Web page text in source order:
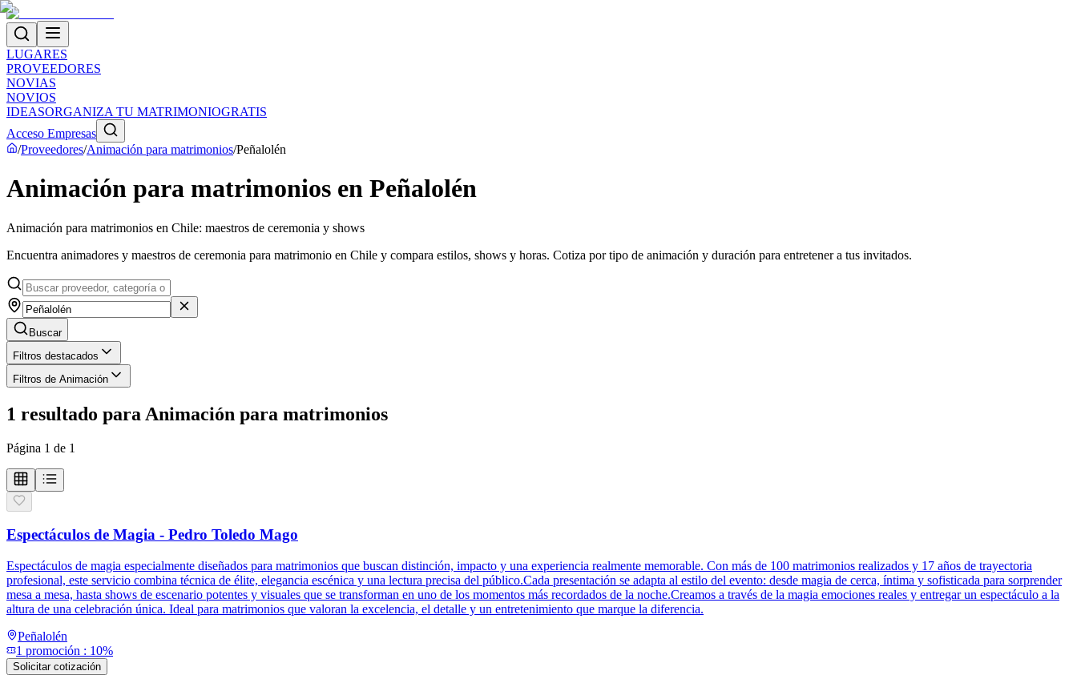
LUGARES
PROVEEDORES
NOVIAS
NOVIOS
IDEASORGANIZA TU MATRIMONIOGRATIS
Acceso Empresas
/Proveedores/Animación para matrimonios/Peñalolén
Animación para matrimonios en Peñalolén
Animación para matrimonios en Chile: maestros de ceremonia y shows
Encuentra animadores y maestros de ceremonia para matrimonio en Chile y compara estilos, shows y horas. Cotiza por tipo de animación y duración para entretener a tus invitados.
Buscar
Filtros destacados
Filtros de Animación
1 resultado para Animación para matrimonios
Página 1 de 1
Espectáculos de Magia - Pedro Toledo Mago
Espectáculos de magia especialmente diseñados para matrimonios que buscan distinción, impacto y una experiencia realmente memorable. Con más de 100 matrimonios realizados y 17 años de trayectoria
profesional, este servicio combina técnica de élite, elegancia escénica y una lectura precisa del público.Cada presentación se adapta al estilo del evento: desde magia de cerca, íntima y sofisticada para sorprender
mesa a mesa, hasta shows de escenario potentes y visuales que se transforman en uno de los momentos más recordados de la noche.Creamos a través de la magia emociones reales y entregar un espectáculo a la
altura de una celebración única. Ideal para matrimonios que valoran la excelencia, el detalle y un entretenimiento que marque la diferencia.
Peñalolén
1 promoción : 10%
Solicitar cotización